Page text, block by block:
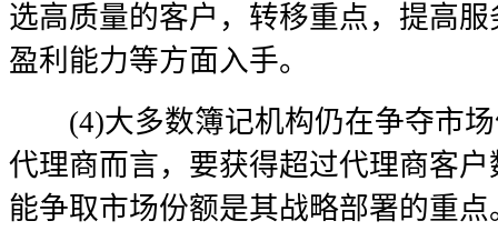
选高质量的客户，转移重点，提高
盈利能力等方面入手。
(4)大多数簿记机构仍在争夺市场
代理商而言，要获得超过代理商客
能争取市场份额是其战略部署的重点